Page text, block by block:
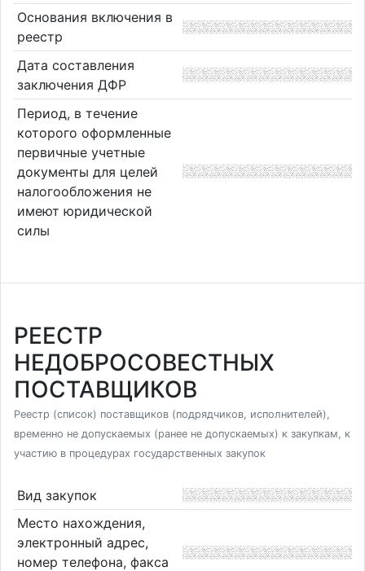
Основания включения в
реестр
Дата составления
заключения ДФР
Период, в течение
которого оформленные
первичные учетные
документы для целей
налогообложения не
имеют юридической
силы
РЕЕСТР
НЕДОБРОСОВЕСТНЫХ
ПОСТАВЩИКОВ
Реестр (список) поставщиков (подрядчиков, исполнителей),
временно не допускаемых (ранее не допускаемых) к закупкам, к
участию в процедурах государственных закупок
Вид закупок
Место нахождения,
электронный адрес,
номер телефона, факса